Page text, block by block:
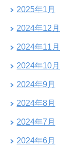
2025年1月
2024年12月
2024年11月
2024年10月
2024年9月
2024年8月
2024年7月
2024年6月